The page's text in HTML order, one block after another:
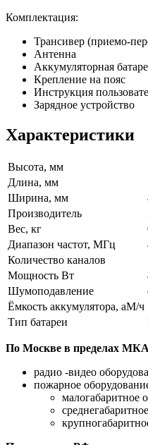
Комплектация:
Трансивер (приемо-
Антенна
Аккумуляторная
Крепление на пояс
Инструкция
Зарядное устройство
Характеристики
Высота, мм
Длина, мм
Ширина, мм
Производитель
Вес, кг
Диапазон частот, МГц
Количество каналов
Мощность Вт
Шумоподавление
Ёмкость аккумулятора, аМ/ч
Тип батареи
По Москве в пределах
радио -видео
пожарное
малогабаритное